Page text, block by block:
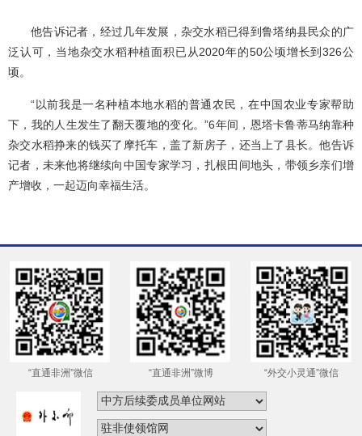
他告诉记者，经过几年发展，杂交水稻已得到鲁塔纳县民众的广
泛认可，当地杂交水稻种植面积已从2020年的50公顷增长到326公
顷。
“以前我是一名种植本地水稻的普通农民，在中国农业专家帮助
下，我的人生发生了翻天覆地的变化。”6年间，恩塔卡鲁蒂马纳靠种
杂交水稻挣来的钱买了摩托车，盖了新房子，还当上了县长。他告诉
记者，未来他将继续向中国专家学习，扎根田间地头，带领乡亲们增
产增收，一起迈向幸福生活。
“直通非洲”微信 “直通非洲”微博 “外交小灵通”微信